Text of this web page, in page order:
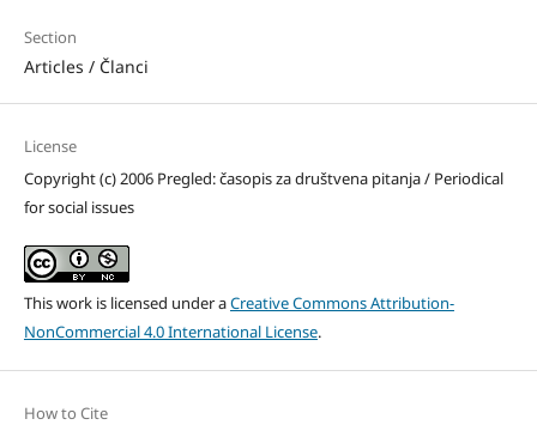
Section
Articles / Članci
License
Copyright (c) 2006 Pregled: časopis za društvena pitanja / Periodical
for social issues
This work is licensed under aCreative Commons Attribution-
NonCommercial 4.0 International License.
How to Cite